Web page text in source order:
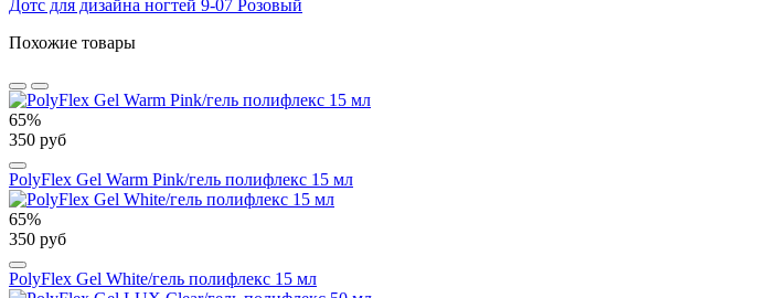
Дотс для дизайна ногтей 9-07 Розовый
Похожие товары
65%
350 руб
PolyFlex Gel Warm Pink/гель полифлекс 15 мл
65%
350 руб
PolyFlex Gel White/гель полифлекс 15 мл